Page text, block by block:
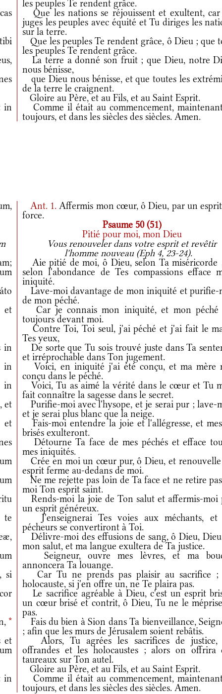
les peuples Te rendent grâce.
Que les nations se réjouissent et exultent,
juges les peuples avec équité et Tu diriges les
sur la terre.
Que les peuples Te rendent grâce, ô Dieu ; que
les peuples Te rendent grâce.
La terre a donné son fruit ; que Dieu, notre
nous bénisse,
que Dieu nous bénisse, et que toutes les
de la terre le craignent.
Gloire au Père, et au Fils, et au Saint Esprit.
in
Comme il était au commencement,
toujours, et dans les siècles des siècles. Amen.
Ant. 1. Affermis mon cœur, ô Dieu, par un
force.
Psaume 50 (51)
Pitié pour moi, mon Dieu
Vous renouveler dans votre esprit et revêtir
l'homme nouveau (Eph 4, 23-24).
Aie pitié de moi, ô Dieu, selon Ta miséricorde
selon l'abondance de Tes compassions efface
iniquité.
Lave-moi davantage de mon iniquité et purifie-
de mon péché.
et
Car je connais mon iniquité, et mon péché
toujours devant moi.
Contre Toi, Toi seul, j'ai péché et j'ai fait le
Tes yeux,
in
De sorte que Tu sois trouvé juste dans Ta
et irréprochable dans Ton jugement.
Voici, en iniquité j'ai été conçu, et ma mère
conçu dans le péché.
Voici, Tu as aimé la vérité dans le cœur et Tu
fait connaître la sagesse dans le secret.
et
Purifie-moi avec l'hysope, et je serai pur ; lave-
et je serai plus blanc que la neige.
Fais-moi entendre la joie et l'allégresse, et
brisés exulteront.
Détourne Ta face de mes péchés et efface
mes iniquités.
Crée en moi un cœur pur, ô Dieu, et
esprit ferme au-dedans de moi.
Ne me rejette pas loin de Ta face et ne retire
moi Ton esprit saint.
Rends-moi la joie de Ton salut et affermis-moi
un esprit généreux.
J'enseignerai Tes voies aux méchants, et
pécheurs se convertiront à Toi.
Délivre-moi des effusions de sang, ô Dieu,
mon salut, et ma langue exultera de Ta justice.
Seigneur, ouvre mes lèvres, et ma
annoncera Ta louange.
si
Car Tu ne prends pas plaisir au sacrifice ;
holocauste, si j'en offre un, ne Te plaira pas.
Le sacrifice agréable à Dieu, c'est un esprit
un cœur brisé et contrit, ô Dieu, Tu ne le
pas.
*
Fais du bien à Sion dans Ta bienveillance,
; afin que les murs de Jérusalem soient rebâtis.
et
Alors, Tu agrées les sacrifices de justice,
offrandes et les holocaustes ; alors on offrira
taureaux sur Ton autel.
Gloire au Père, et au Fils, et au Saint Esprit.
in
Comme il était au commencement,
toujours, et dans les siècles des siècles. Amen.